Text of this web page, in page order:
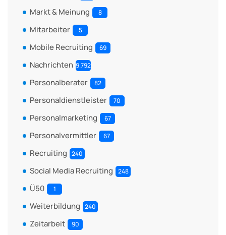
Markt & Meinung 8
Mitarbeiter 5
Mobile Recruiting 69
Nachrichten 9.792
Personalberater 82
Personaldienstleister 70
Personalmarketing 67
Personalvermittler 67
Recruiting 240
Social Media Recruiting 248
Ü50 1
Weiterbildung 240
Zeitarbeit 90